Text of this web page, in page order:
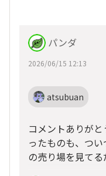
パンダ
2026/06/15 12:13
atsubuan
コメントありが
ったものも、つ
の売り場を見てる